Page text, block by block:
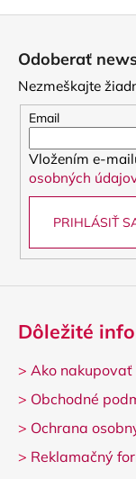
Odoberať
Nezmeškajte
Email
Vložením e-
osobných
PRIHLÁSIŤ
Dôležité
> Ako nakupovať
> Obchodné
> Ochrana
> Reklamačný